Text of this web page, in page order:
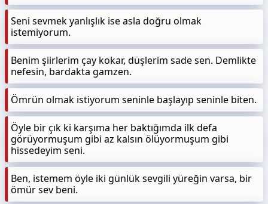
Seni sevmek yanlışlık ise asla doğru olmak
istemiyorum.
Benim şiirlerim çay kokar, düşlerim sade sen. Demlikte
nefesin, bardakta gamzen.
Ömrün olmak istiyorum seninle başlayıp seninle biten.
Öyle bir çık ki karşıma her baktığımda ilk defa
görüyormuşum gibi az kalsın ölüyormuşum gibi
hissedeyim seni.
Ben, istemem öyle iki günlük sevgili yüreğin varsa, bir
ömür sev beni.